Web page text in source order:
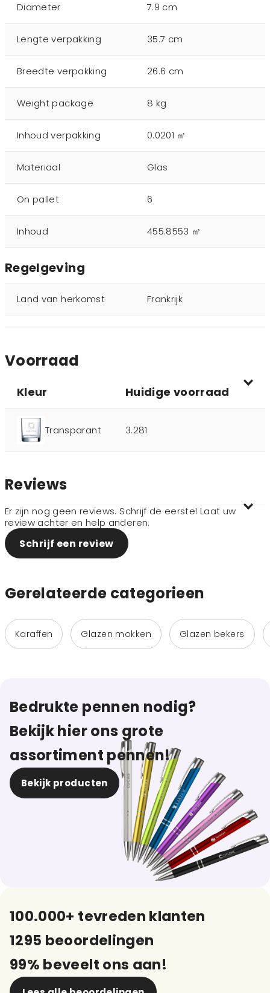
Diameter 7.9 cm
Lengte verpakking 35.7 cm
Breedte verpakking 26.6 cm
Weight package 8 kg
Inhoud verpakking 0.0201 ㎥
Materiaal Glas
On pallet 6
Inhoud 455.8553 ㎥
Regelgeving
Land van herkomst Frankrijk
Voorraad
Kleur Huidige voorraad
Transparant 3.281
Reviews
Er zijn nog geen reviews. Schrijf de eerste! Laat uw
review achter en help anderen.
Schrijf een review
Gerelateerde categorieen
Karaffen Glazen mokken Glazen bekers
Bedrukte pennen nodig?
Bekijk hier ons grote
assortiment pennen!
Bekijk producten
100.000+ tevreden klanten
1295 beoordelingen
99% beveelt ons aan!